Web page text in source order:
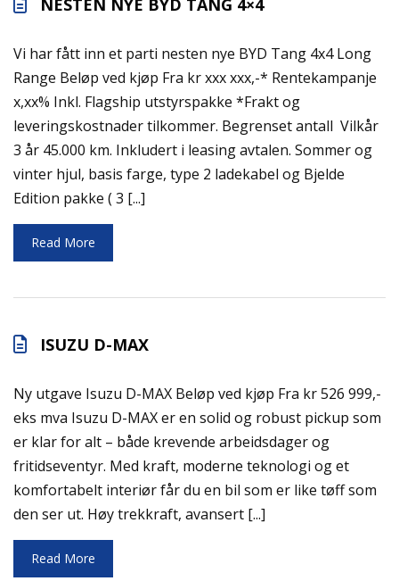
NESTEN NYE BYD TANG 4×4
Vi har fått inn et parti nesten nye BYD Tang 4x4 Long
Range Beløp ved kjøp Fra kr xxx xxx,-* Rentekampanje
x,xx% Inkl. Flagship utstyrspakke *Frakt og
leveringskostnader tilkommer. Begrenset antall Vilkår
3 år 45.000 km. Inkludert i leasing avtalen. Sommer og
vinter hjul, basis farge, type 2 ladekabel og Bjelde
Edition pakke ( 3 [...]
Read More
ISUZU D-MAX
Ny utgave Isuzu D-MAX Beløp ved kjøp Fra kr 526 999,-
eks mva Isuzu D-MAX er en solid og robust pickup som
er klar for alt – både krevende arbeidsdager og
fritidseventyr. Med kraft, moderne teknologi og et
komfortabelt interiør får du en bil som er like tøff som
den ser ut. Høy trekkraft, avansert [...]
Read More